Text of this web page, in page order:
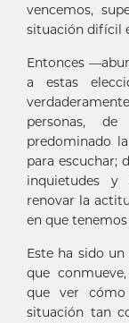
vencemos,
situación difícil
Entonces
a estas
personas,
predominado
para escuchar;
inquietudes y
renovar la
en que
Este ha sido
que
que ver
situación tan